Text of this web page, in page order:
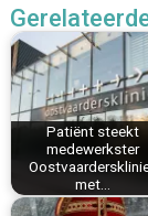
e
b
o
o
k
t
r
e
s
t
Patiënt steekt
medewerkster
met…